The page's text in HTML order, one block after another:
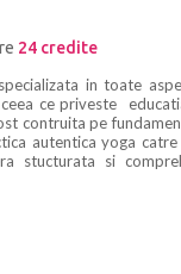
24 credite
in toate
ce priveste
contruita pe
autentica yoga
stucturata si